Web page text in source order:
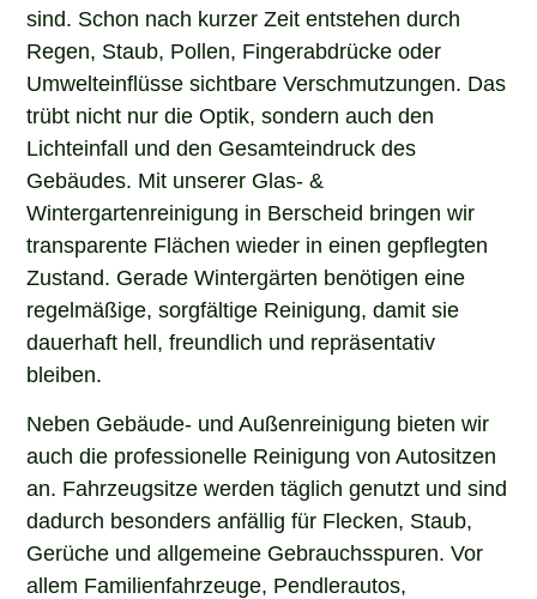
sind. Schon nach kurzer Zeit entstehen durch
Regen, Staub, Pollen, Fingerabdrücke oder
Umwelteinflüsse sichtbare Verschmutzungen. Das
trübt nicht nur die Optik, sondern auch den
Lichteinfall und den Gesamteindruck des
Gebäudes. Mit unserer Glas- &
Wintergartenreinigung in Berscheid bringen wir
transparente Flächen wieder in einen gepflegten
Zustand. Gerade Wintergärten benötigen eine
regelmäßige, sorgfältige Reinigung, damit sie
dauerhaft hell, freundlich und repräsentativ
bleiben.
Neben Gebäude- und Außenreinigung bieten wir
auch die professionelle Reinigung von Autositzen
an. Fahrzeugsitze werden täglich genutzt und sind
dadurch besonders anfällig für Flecken, Staub,
Gerüche und allgemeine Gebrauchsspuren. Vor
allem Familienfahrzeuge, Pendlerautos,